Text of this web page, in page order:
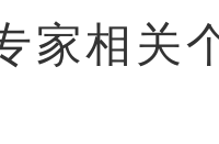
家相关